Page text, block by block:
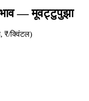
— मूवट्टुपुझा
₹/क्विंटल)